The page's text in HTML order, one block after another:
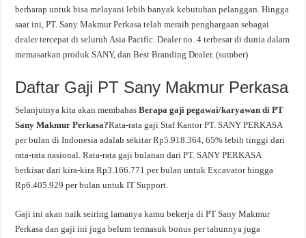
berharap untuk bisa melayani lebih banyak kebutuhan pelanggan. Hingga
saat ini, PT. Sany Makmur Perkasa telah meraih penghargaan sebagai
dealer tercepat di seluruh Asia Pacific. Dealer no. 4 terbesar di dunia dalam
memasarkan produk SANY, dan Best Branding Dealer. (sumber)
Daftar Gaji PT Sany Makmur Perkasa
Selanjutnya kita akan membahasBerapa gaji pegawai/karyawan di PT
Sany Makmur Perkasa?Rata-rata gaji Staf Kantor PT. SANY PERKASA
per bulan di Indonesia adalah sekitar Rp5.918.364, 65% lebih tinggi dari
rata-rata nasional. Rata-rata gaji bulanan dari PT. SANY PERKASA
berkisar dari kira-kira Rp3.166.771 per bulan untuk Excavator hingga
Rp6.405.929 per bulan untuk IT Support.
Gaji ini akan naik seiring lamanya kamu bekerja di PT Sany Makmur
Perkasa dan gaji ini juga belum termasuk bonus per tahunnya juga